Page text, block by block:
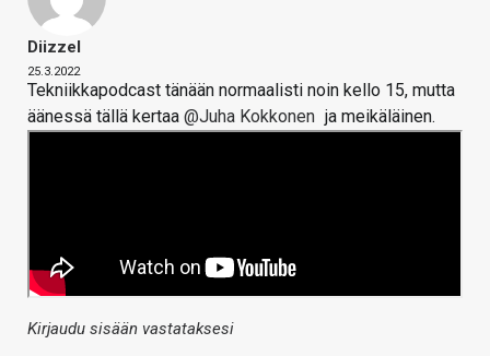
Diizzel
25.3.2022
Tekniikkapodcast tänään normaalisti noin kello 15, mutta
äänessä tällä kertaa @Juha Kokkonen ja meikäläinen.
Kirjaudu sisään vastataksesi